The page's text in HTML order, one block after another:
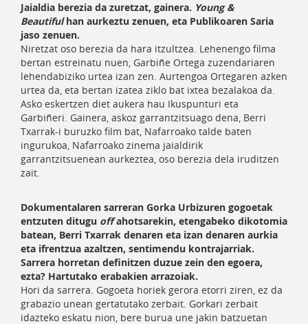
Jaialdia berezia da zuretzat, gainera. Young &
Beautifulhan aurkeztu zenuen, eta Publikoaren Saria
jaso zenuen.
Niretzat oso berezia da hara itzultzea. Lehenengo filma
bertan estreinatu nuen, Garbiñe Ortega zuzendariaren
lehendabiziko urtea izan zen. Aurtengoa Ortegaren azken
urtea da, eta bertan izatea ziklo bat ixtea bezalakoa da.
Asko eskertzen diet aukera hau Ikuspunturi eta
Garbiñeri. Gainera, askoz garrantzitsuago dena, Berri
Txarrak-i buruzko film bat, Nafarroako talde baten
ingurukoa, Nafarroako zinema jaialdirik
garrantzitsuenean aurkeztea, oso berezia dela iruditzen
zait.
Dokumentalaren sarreran Gorka Urbizuren gogoetak
entzuten ditugu offahotsarekin, etengabeko dikotomia
batean, Berri Txarrak denaren eta izan denaren aurkia
eta ifrentzua azaltzen, sentimendu kontrajarriak.
Sarrera horretan definitzen duzue zein den egoera,
ezta? Hartutako erabakien arrazoiak.
Hori da sarrera. Gogoeta horiek gerora etorri ziren, ez da
grabazio unean gertatutako zerbait. Gorkari zerbait
idazteko eskatu nion, bere burua une jakin batzuetan